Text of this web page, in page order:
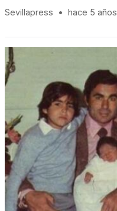
Sevillapress • hace 5 años